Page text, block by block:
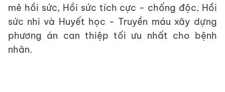
mê hồi sức, Hồi sức tích cực - chống độc, Hồi
sức nhi và Huyết học - Truyền máu xây dựng
phương án can thiệp tối ưu nhất cho bệnh
nhân.